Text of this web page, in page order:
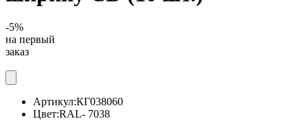
-5%
на первый
заказ
Артикул:КГ038060
Цвет:RAL- 7038